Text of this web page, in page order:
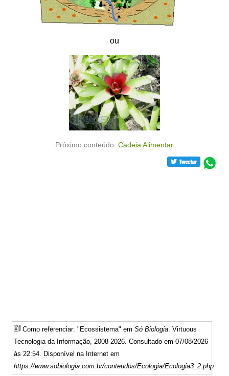
ou
Próximo conteúdo:Cadeia Alimentar
Como referenciar: "Ecossistema" emSó Biologia. Virtuous
Tecnologia da Informação, 2008-2026. Consultado em 07/08/2026
às 22:54. Disponível na Internet em
https://www.sobiologia.com.br/conteudos/Ecologia/Ecologia3_2.php